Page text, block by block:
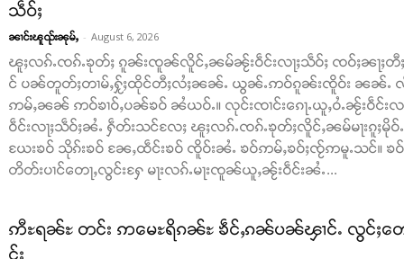
သဵဝ်ႈ
ၼၢင်းၽူၺ်းၼုမ်ႇ - August 6, 2026
ၽူႈလၵ်ႉၸၵ်ႉၶုတ်ႈ ၵူၼ်းၸူၼ်လိူင်ႇၼမ်ၼႂ်းဝဵင်းလႃႈသဵဝ်ႈ ၸဝ်ႈၼႃႈတီ
င် ပၼ်တူတ်ႈတၢမ်ႇႁႂ်ႈထိုင်တီႈလႆႈၼၼ်ႉ ယွၼ်ႉဢဝ်ၵူၼ်းၸိူဝ်း ၼၼ်ႉ လဵ
ဢမ်ႇၼၼ် ဢဝ်ၶၢဝ်ႇပၼ်ၶဝ် ၼႆယဝ်ႉ။ လုင်းၸၢင်းၵေႃႉယူႇဝႆႉၼႂ်းဝဵင်းလ
ဝဵင်းလႃႈသဵဝ်ႈၼႆႉ ႁဵတ်းသင်လႄႈ ၽူႈလၵ်ႉၸၵ်ႉၶုတ်ႈလိူင်ႇၼမ်မႃးၵူႈမို
ယႄးၶဝ် သိုၵ်းၶဝ် ၼႄႇထဵင်းၶဝ် ၸိူဝ်းၼႆႉ ၶဝ်ဢမ်ႇၶဝ်ႈၸႂ်ဢမူႉသင်။
တိတ်းပၢင်တေႃႇလွင်းႁႄ မႃးလၵ်ႉမႃးၸူၼ်ယူႇၼႂ်းဝဵင်းၼႆႉ...
ဢီႊရၼ်ႊ တင်း ဢမေႊရိၵၼ်ႊ ၶဵင်ႇၵၼ်ပၼ်ၾၢင်ႉ လွင်ႈတေသ
င်ႈ